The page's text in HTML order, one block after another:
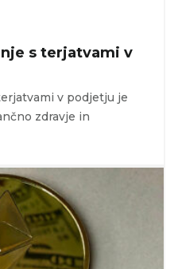
s terjatvami v
v podjetju je
zdravje in